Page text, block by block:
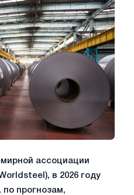
ассоциации
в 2026 году
по прогнозам,